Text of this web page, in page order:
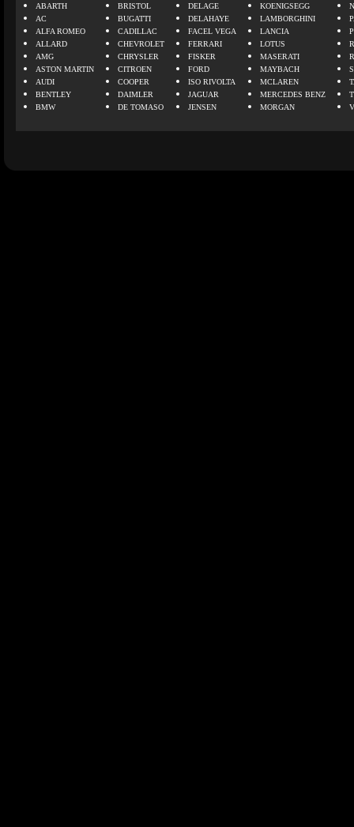
ABARTH
AC
ALFA ROMEO
ALLARD
AMG
ASTON MARTIN
AUDI
BENTLEY
BMW
BRISTOL
BUGATTI
CADILLAC
CHEVROLET
CHRYSLER
CITROEN
COOPER
DAIMLER
DE TOMASO
DELAGE
DELAHAYE
FACEL VEGA
FERRARI
FISKER
FORD
ISO RIVOLTA
JAGUAR
JENSEN
KOENIGSEGG
LAMBORGHINI
LANCIA
LOTUS
MASERATI
MAYBACH
MCLAREN
MERCEDES BENZ
MORGAN